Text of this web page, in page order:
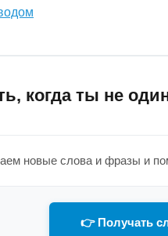
когда ты не
новые слова и фразы и
👉 Получать